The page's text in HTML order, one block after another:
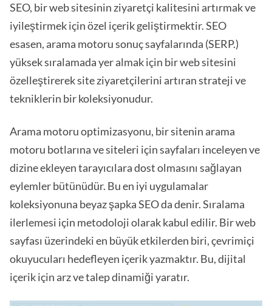
SEO, bir web sitesinin ziyaretçi kalitesini artırmak ve
iyileştirmek için özel içerik geliştirmektir. SEO
esasen, arama motoru sonuç sayfalarında (SERP.)
yüksek sıralamada yer almak için bir web sitesini
özelleştirerek site ziyaretçilerini artıran strateji ve
tekniklerin bir koleksiyonudur.
Arama motoru optimizasyonu, bir sitenin arama
motoru botlarına ve siteleri için sayfaları inceleyen ve
dizine ekleyen tarayıcılara dost olmasını sağlayan
eylemler bütünüdür. Bu en iyi uygulamalar
koleksiyonuna beyaz şapka SEO da denir. Sıralama
ilerlemesi için metodoloji olarak kabul edilir. Bir web
sayfası üzerindeki en büyük etkilerden biri, çevrimiçi
okuyucuları hedefleyen içerik yazmaktır. Bu, dijital
içerik için arz ve talep dinamiği yaratır.